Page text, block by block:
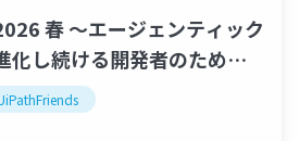
春 ～エージェンティック
化し続ける開発者のための